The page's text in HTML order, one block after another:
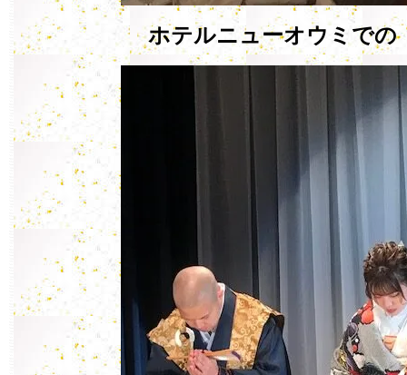
ホテルニューオウミで